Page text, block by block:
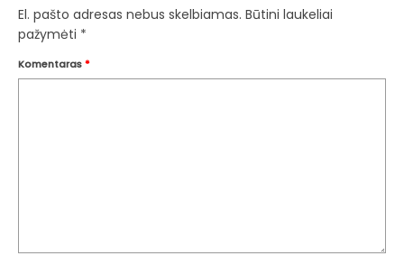
El. pašto adresas nebus skelbiamas. Būtini laukeliai
pažymėti *
Komentaras*